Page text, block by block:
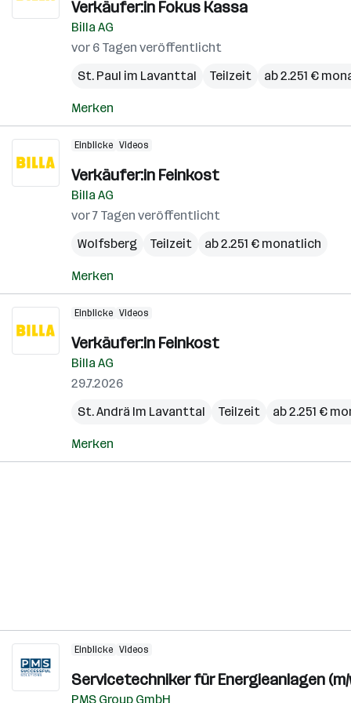
Verkäufer:in Fokus Kassa
Billa AG
vor 6 Tagen veröffentlicht
St. Paul im Lavanttal
Teilzeit ab 2.251 €
Merken
Einblicke Videos
Verkäufer:in Feinkost
Billa AG
vor 7 Tagen veröffentlicht
Wolfsberg
Teilzeit ab 2.251 € monatlich
Merken
Einblicke Videos
Verkäufer:in Feinkost
Billa AG
29.7.2026
St. Andrä Im Lavanttal
Teilzeit ab 2.251 €
Merken
Einblicke Videos
Servicetechniker für Energieanlagen (m/
PMS Group GmbH